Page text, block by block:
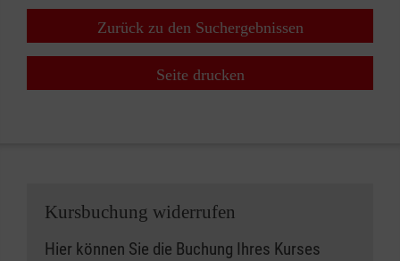
Zurück zu den Suchergebnissen
Seite drucken
Kursbuchung widerrufen
Hier können Sie die Buchung Ihres Kurses